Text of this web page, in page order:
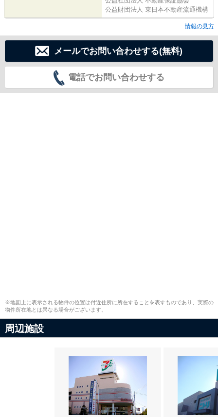
公益財団法人 東日本不動産流通機構
情報の見方
メールでお問い合わせする(無料)
電話でお問い合わせする
※地図上に表示される物件の位置は付近住所に所在することを表すものであり、実際の
物件所在地とは異なる場合がございます。
周辺施設